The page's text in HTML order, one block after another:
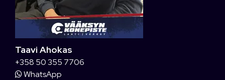
Taavi Ahokas
+358 50 355 7706
WhatsApp